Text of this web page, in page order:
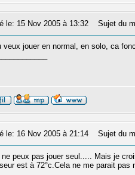
le: 15 Nov 2005 à 13:32 Sujet du
veux jouer en normal, en solo, ca
le: 16 Nov 2005 à 21:14 Sujet du
ne peux pas jouer seul..... Mais je
est à 72°c.Cela ne me parait